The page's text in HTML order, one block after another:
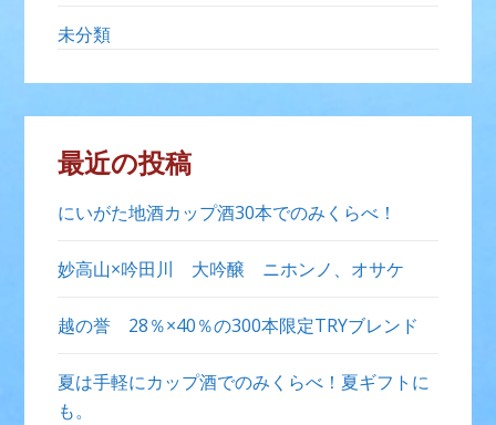
未分類
最近の投稿
にいがた地酒カップ酒30本でのみくらべ！
妙高山×吟田川 大吟醸 ニホンノ、オサケ
越の誉 28％×40％の300本限定TRYブレンド
夏は手軽にカップ酒でのみくらべ！夏ギフトに
も。